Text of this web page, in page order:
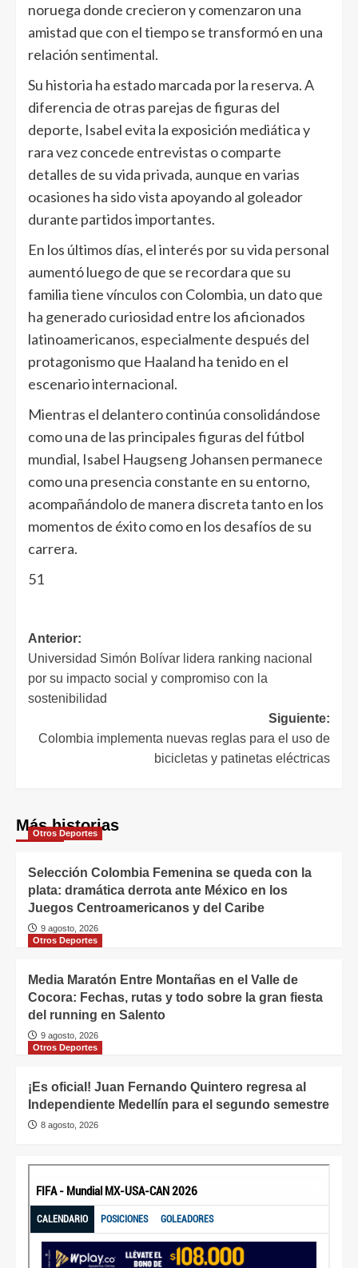
noruega donde crecieron y comenzaron una
amistad que con el tiempo se transformó en una
relación sentimental.
Su historia ha estado marcada por la reserva. A
diferencia de otras parejas de figuras del
deporte, Isabel evita la exposición mediática y
rara vez concede entrevistas o comparte
detalles de su vida privada, aunque en varias
ocasiones ha sido vista apoyando al goleador
durante partidos importantes.
En los últimos días, el interés por su vida personal
aumentó luego de que se recordara que su
familia tiene vínculos con Colombia, un dato que
ha generado curiosidad entre los aficionados
latinoamericanos, especialmente después del
protagonismo que Haaland ha tenido en el
escenario internacional.
Mientras el delantero continúa consolidándose
como una de las principales figuras del fútbol
mundial, Isabel Haugseng Johansen permanece
como una presencia constante en su entorno,
acompañándolo de manera discreta tanto en los
momentos de éxito como en los desafíos de su
carrera.
51
Anterior:
Universidad Simón Bolívar lidera ranking nacional
por su impacto social y compromiso con la
sostenibilidad
Siguiente:
Colombia implementa nuevas reglas para el uso de
bicicletas y patinetas eléctricas
Más historias
Otros Deportes
Selección Colombia Femenina se queda con la
plata: dramática derrota ante México en los
Juegos Centroamericanos y del Caribe
9 agosto, 2026
Otros Deportes
Media Maratón Entre Montañas en el Valle de
Cocora: Fechas, rutas y todo sobre la gran fiesta
del running en Salento
9 agosto, 2026
Otros Deportes
¡Es oficial! Juan Fernando Quintero regresa al
Independiente Medellín para el segundo semestre
8 agosto, 2026